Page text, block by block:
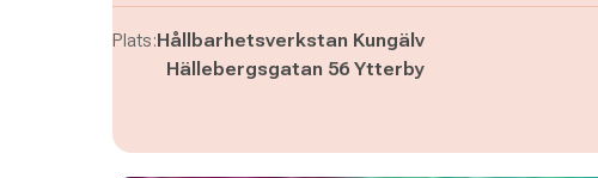
Plats:Hållbarhetsverkstan Kungälv
Hällebergsgatan 56 Ytterby